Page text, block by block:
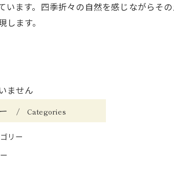
います。四季折々の自然を感じながらそ
ます。
ません
Categories
リー